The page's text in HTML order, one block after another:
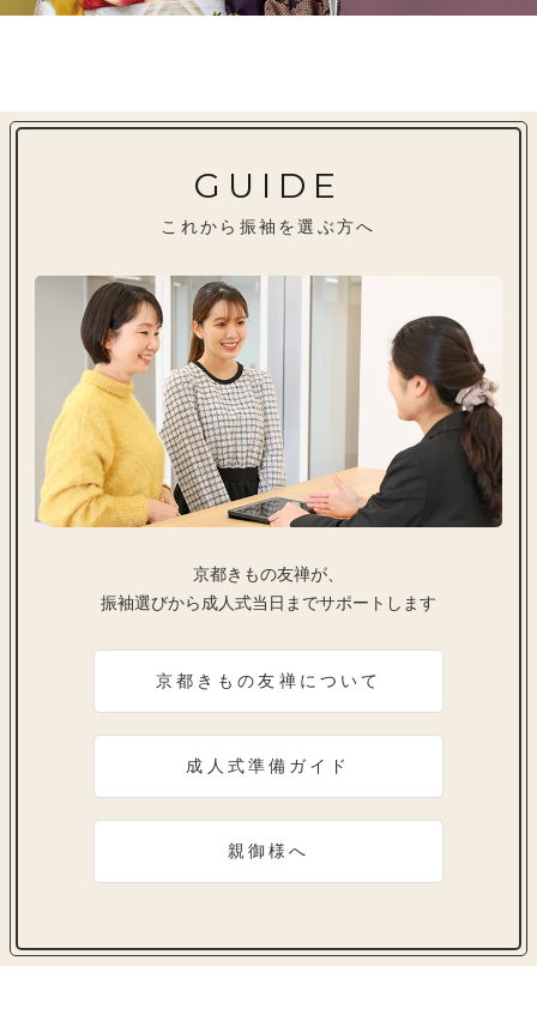
GUIDE
これから振袖を選ぶ方へ
京都きもの友禅が、
振袖選びから成人式当日までサポートします
京都きもの友禅について
成人式準備ガイド
親御様へ